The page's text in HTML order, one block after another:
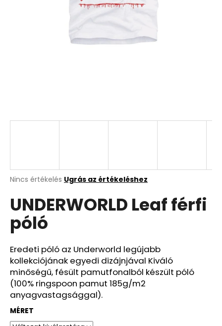
A
átlagos
értékelése
ből
0,0
csillag.
Nincs értékelés Ugrás az értékeléshez
UNDERWORLD Leaf férfi
póló
Eredeti póló az Underworld legújabb
kollekciójának egyedi dizájnjával Kiváló
minőségű, fésült pamutfonalból készült póló
(100% ringspoon pamut 185g/m2
anyagvastagsággal).
MÉRET